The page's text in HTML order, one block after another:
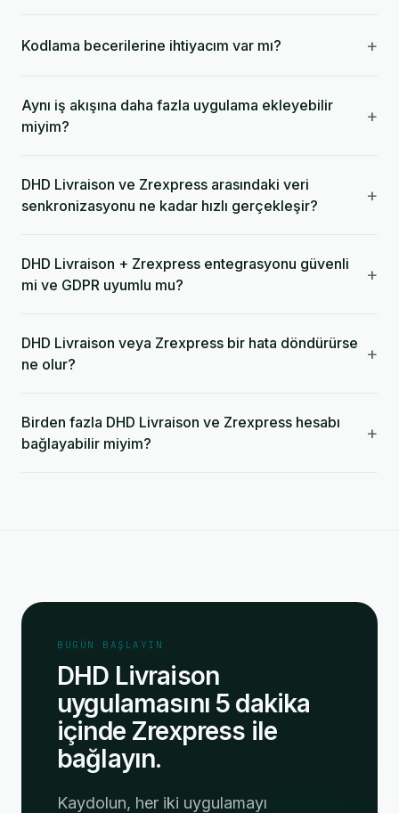
Kodlama becerilerine ihtiyacım var mı? +
Aynı iş akışına daha fazla uygulama ekleyebilir
miyim?
+
DHD Livraison ve Zrexpress arasındaki veri
senkronizasyonu ne kadar hızlı gerçekleşir?
+
DHD Livraison + Zrexpress entegrasyonu güvenli
mi ve GDPR uyumlu mu?
+
DHD Livraison veya Zrexpress bir hata döndürürse
ne olur?
+
Birden fazla DHD Livraison ve Zrexpress hesabı
bağlayabilir miyim?
+
BUGÜN BAŞLAYIN
DHD Livraison
uygulamasını 5 dakika
içinde Zrexpress ile
bağlayın.
Kaydolun, her iki uygulamayı